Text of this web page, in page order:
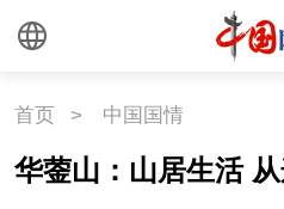
首页 > 中国国情
华蓥山：山居生活